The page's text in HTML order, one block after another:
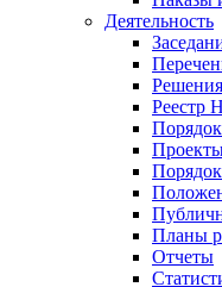
Деятельность
Реестр
Планы
Отчеты